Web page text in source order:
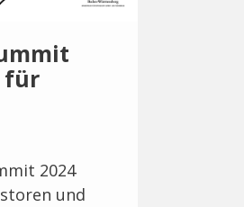
für
2024
und